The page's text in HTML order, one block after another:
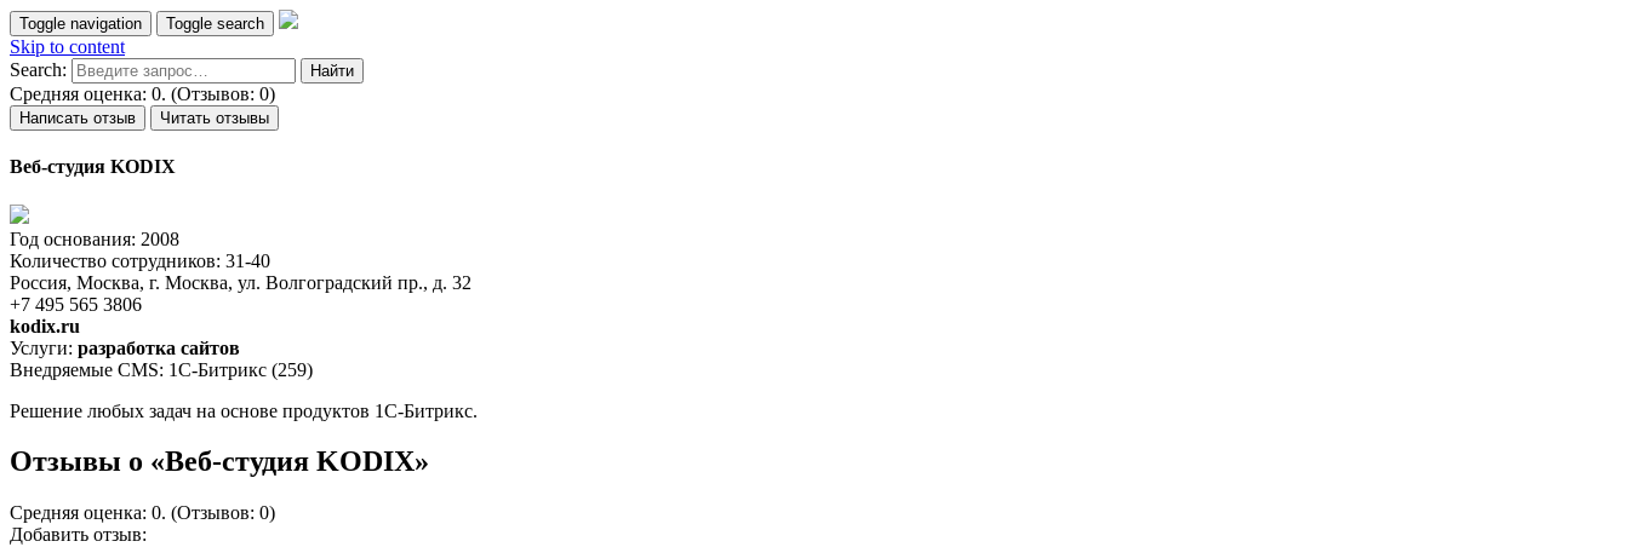
Toggle navigation Toggle search
Skip to content
Search:
Средняя оценка: 0. (Отзывов: 0)
Написать отзыв Читать отзывы
Веб-студия KODIX
Год основания: 2008
Количество сотрудников: 31-40
Россия, Москва, г. Москва, ул. Волгоградский пр., д. 32
+7 495 565 3806
kodix.ru
Услуги: разработка сайтов
Внедряемые CMS: 1С-Битрикс (259)
Решение любых задач на основе продуктов 1С-Битрикс.
Отзывы о «Веб-студия KODIX»
Средняя оценка: 0. (Отзывов: 0)
Добавить отзыв: